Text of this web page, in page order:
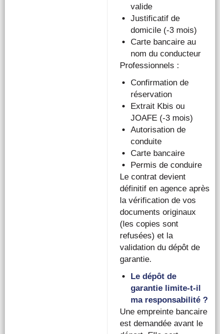
valide
Justificatif de
domicile (-3 mois)
Carte bancaire au
nom du conducteur
Professionnels :
Confirmation de
réservation
Extrait Kbis ou
JOAFE (-3 mois)
Autorisation de
conduite
Carte bancaire
Permis de conduire
Le contrat devient
définitif en agence après
la vérification de vos
documents originaux
(les copies sont
refusées) et la
validation du dépôt de
garantie.
Le dépôt de
garantie limite-t-il
ma responsabilité ?
Une empreinte bancaire
est demandée avant le